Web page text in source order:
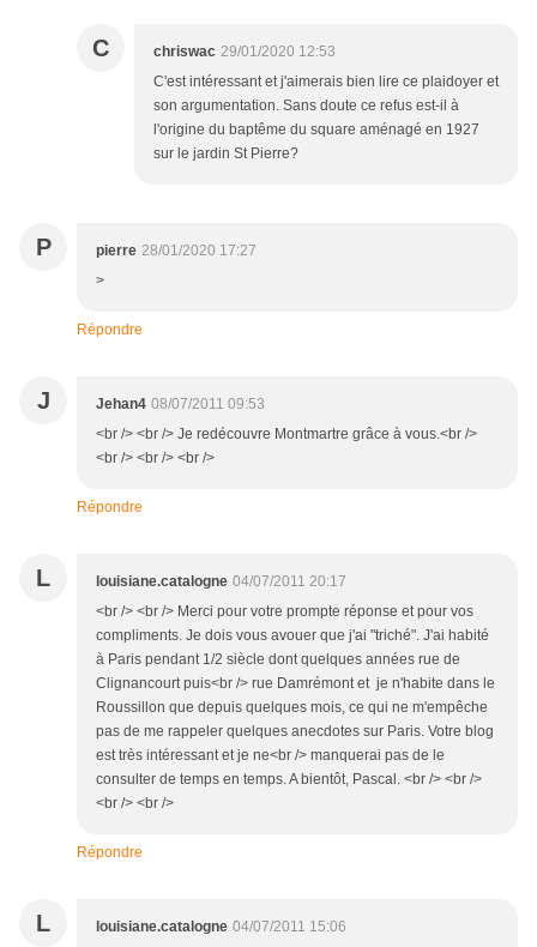
C chriswac 29/01/2020 12:53
C'est intéressant et j'aimerais bien lire ce plaidoyer et
son argumentation. Sans doute ce refus est-il à
l'origine du baptême du square aménagé en 1927
sur le jardin St Pierre?
P pierre 28/01/2020 17:27
>
Répondre
J Jehan4 08/07/2011 09:53
<br /> <br /> Je redécouvre Montmartre grâce à vous.<br />
<br /> <br /> <br />
Répondre
L louisiane.catalogne 04/07/2011 20:17
<br /> <br /> Merci pour votre prompte réponse et pour vos
compliments. Je dois vous avouer que j'ai "triché". J'ai habité
à Paris pendant 1/2 siècle dont quelques années rue de
Clignancourt puis<br /> rue Damrémont et je n'habite dans le
Roussillon que depuis quelques mois, ce qui ne m'empêche
pas de me rappeler quelques anecdotes sur Paris. Votre blog
est très intéressant et je ne<br /> manquerai pas de le
consulter de temps en temps. A bientôt, Pascal. <br /> <br />
<br /> <br />
Répondre
L louisiane.catalogne 04/07/2011 15:06